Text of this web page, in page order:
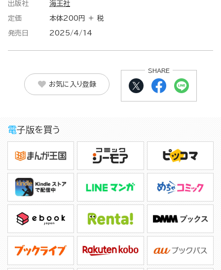
出版社 海王社
定価 本体200円 ＋ 税
発売日 2025/4/14
お気に入り登録
SHARE
電子版を買う